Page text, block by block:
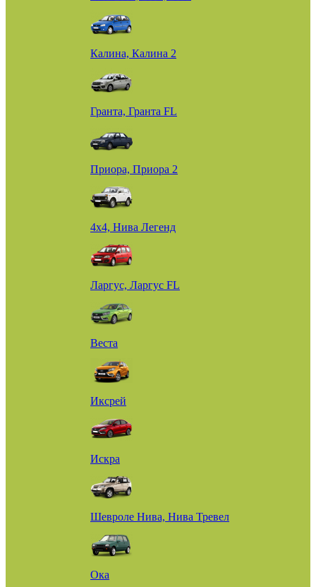
Калина, Калина 2
Гранта, Гранта FL
Приора, Приора 2
4х4, Нива Легенд
Ларгус, Ларгус FL
Веста
Иксрей
Искра
Шевроле Нива, Нива Тревел
Ока